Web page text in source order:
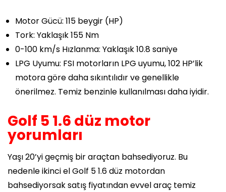
Motor Gücü: 115 beygir (HP)
Tork: Yaklaşık 155 Nm
0-100 km/s Hızlanma: Yaklaşık 10.8 saniye
LPG Uyumu: FSI motorların LPG uyumu, 102 HP’lik
motora göre daha sıkıntılıdır ve genellikle
önerilmez. Temiz benzinle kullanılması daha iyidir.
Golf 5 1.6 düz motor
yorumları
Yaşı 20’yi geçmiş bir araçtan bahsediyoruz. Bu
nedenle ikinci el Golf 5 1.6 düz motordan
bahsediyorsak satış fiyatından evvel araç temiz